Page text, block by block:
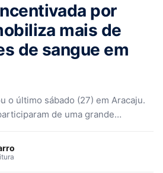
por
mais de
de sangue em
o último sábado (27) em Aracaju.
de uma grande